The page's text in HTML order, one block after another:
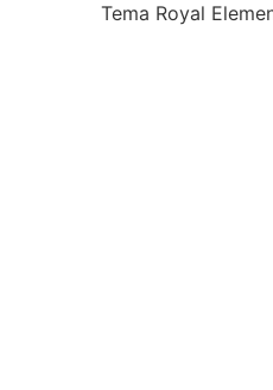
Tema Royal